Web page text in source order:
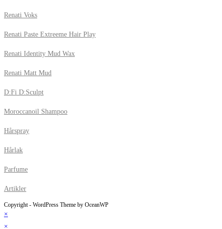
Renati Voks
Renati Paste Extreeme Hair Play
Renati Identity Mud Wax
Renati Matt Mud
D:Fi D:Sculpt
Moroccanoil Shampoo
Hårspray
Hårlak
Parfume
Artikler
Copyright - WordPress Theme by OceanWP
×
×